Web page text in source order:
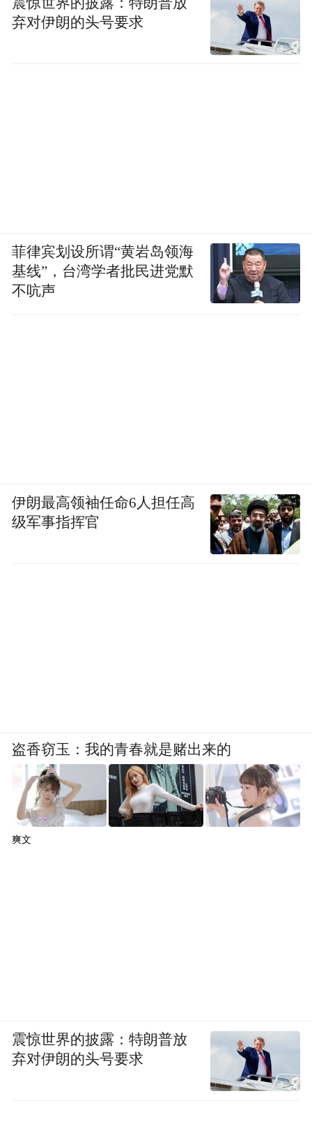
弃对伊朗的头号要求
菲律宾划设所谓“黄岩岛领海
基线”，台湾学者批民进党默
不吭声
伊朗最高领袖任命6人担任高
级军事指挥官
盗香窃玉：我的青春就是赌出来的
爽文
震惊世界的披露：特朗普放
弃对伊朗的头号要求